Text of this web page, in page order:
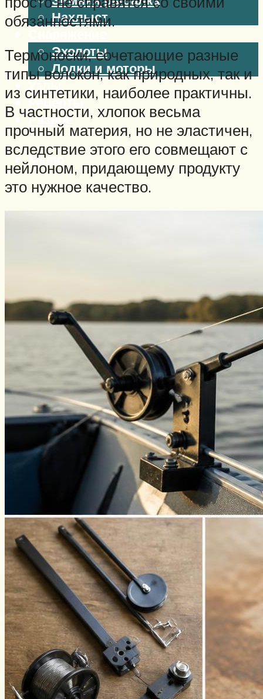
Нахлыст
Эхолоты
Лодки и моторы
Узлы
Рецепты
Разное
Меню
обязанностями.
Термоноски, сочетающие разные
типы волокон, как природных, так и
из синтетики, наиболее практичны.
В частности, хлопок весьма
прочный материя, но не эластичен,
вследствие этого его совмещают с
нейлоном, придающему продукту
это нужное качество.